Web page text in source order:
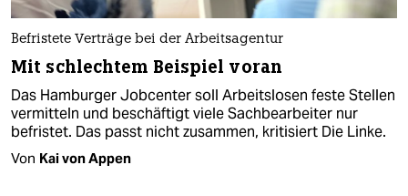
Befristete Verträge bei der Arbeitsagentur
Mit schlechtem Beispiel voran
Das Hamburger Jobcenter soll Arbeitslosen feste Stellen
vermitteln und beschäftigt viele Sachbearbeiter nur
befristet. Das passt nicht zusammen, kritisiert Die Linke.
Von Kai von Appen